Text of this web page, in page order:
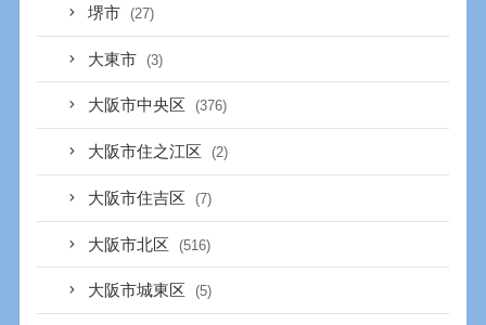
堺市 (27)
大東市 (3)
大阪市中央区 (376)
大阪市住之江区 (2)
大阪市住吉区 (7)
大阪市北区 (516)
大阪市城東区 (5)